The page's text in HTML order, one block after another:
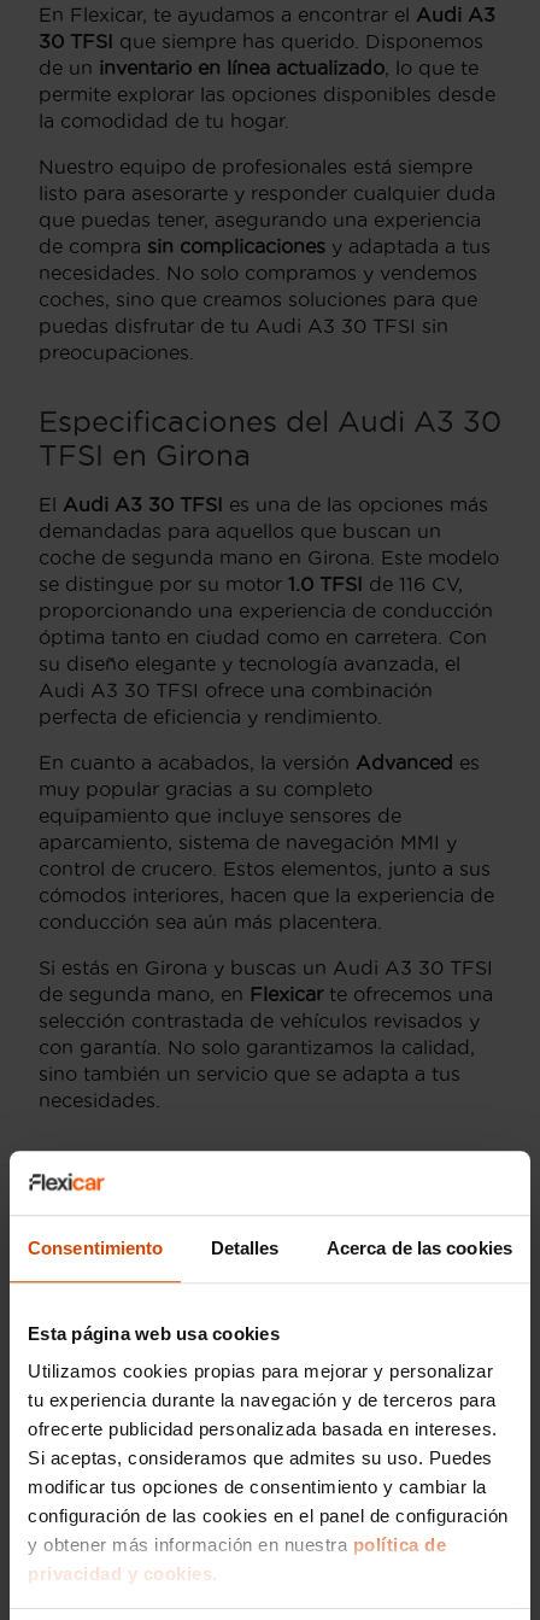
Consentimiento Detalles Acerca de las cookies
Esta página web usa cookies
Utilizamos cookies propias para mejorar y personalizar
tu experiencia durante la navegación y de terceros para
ofrecerte publicidad personalizada basada en intereses.
Si aceptas, consideramos que admites su uso. Puedes
modificar tus opciones de consentimiento y cambiar la
configuración de las cookies en el panel de configuración
y obtener más información en nuestra política de
privacidad y cookies.
En Flexicar, te ayudamos a encontrar el Audi A3
30 TFSI que siempre has querido. Disponemos
de un inventario en línea actualizado, lo que te
permite explorar las opciones disponibles desde
la comodidad de tu hogar.
Nuestro equipo de profesionales está siempre
listo para asesorarte y responder cualquier duda
que puedas tener, asegurando una experiencia
de compra sin complicaciones y adaptada a tus
necesidades. No solo compramos y vendemos
coches, sino que creamos soluciones para que
puedas disfrutar de tu Audi A3 30 TFSI sin
preocupaciones.
Especificaciones del Audi A3 30
TFSI en Girona
El Audi A3 30 TFSI es una de las opciones más
demandadas para aquellos que buscan un
coche de segunda mano en Girona. Este modelo
se distingue por su motor 1.0 TFSI de 116 CV,
proporcionando una experiencia de conducción
óptima tanto en ciudad como en carretera. Con
su diseño elegante y tecnología avanzada, el
Audi A3 30 TFSI ofrece una combinación
perfecta de eficiencia y rendimiento.
En cuanto a acabados, la versión Advanced es
muy popular gracias a su completo
equipamiento que incluye sensores de
aparcamiento, sistema de navegación MMI y
control de crucero. Estos elementos, junto a sus
cómodos interiores, hacen que la experiencia de
conducción sea aún más placentera.
Si estás en Girona y buscas un Audi A3 30 TFSI
de segunda mano, en Flexicarte ofrecemos una
selección contrastada de vehículos revisados y
con garantía. No solo garantizamos la calidad,
sino también un servicio que se adapta a tus
necesidades.
Otras opciones a
comprar Audi A3 30
TFSI en Girona
En Girona, además del Audi A3 30 TFSI, existen
otras versiones que pueden interesarte. El
A3 35 TFSI, con su motor de150 CV , es ideal
para quienes buscan un poco más de potencia.
También está disponible elAudi A3 Sportback,
que proporciona un mayor espacio interior y
flexibilidad, perfecto para familias o personas
que requieren más capacidad de carga.
Para aquellos que valoran la eficiencia de
combustible, elAudi A3 30 TFSI S tronic
destaca por su suave transmisión automática,